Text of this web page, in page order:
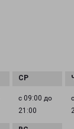
с 09:00 до
21:00